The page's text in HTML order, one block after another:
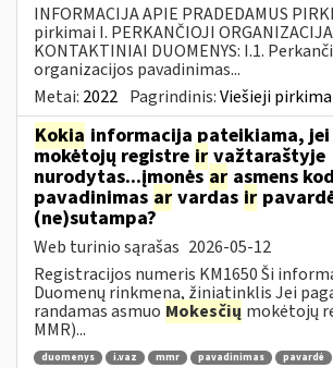
INFORMACIJA APIE PRADEDAMUS
pirkimai I. PERKANČIOJI
KONTAKTINIAI DUOMENYS: I.1.
organizacijos pavadinimas...
Metai: 2022 Pagrindinis:Viešieji
Kokia informacija pateikiama, jei
mokėtojų registre ir važtaraštyje
nurodytas...įmonėsar asmens
pavadinimas ar vardas ir
(ne)sutampa?
Web turinio sąrašas 2026-05-12
Registracijos numeris KM1650 Ši
Duomenų rinkmena, žiniatinklis Jei
randamas asmuo Mokesčių mokėtojų
MMR)...
duomenys i.vaz mmr pavadinimas pavardė